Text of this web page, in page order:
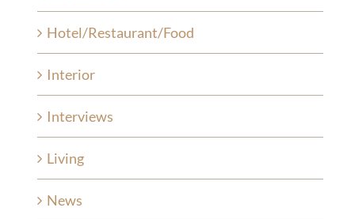
Hotel/Restaurant/Food
Interior
Interviews
Living
News